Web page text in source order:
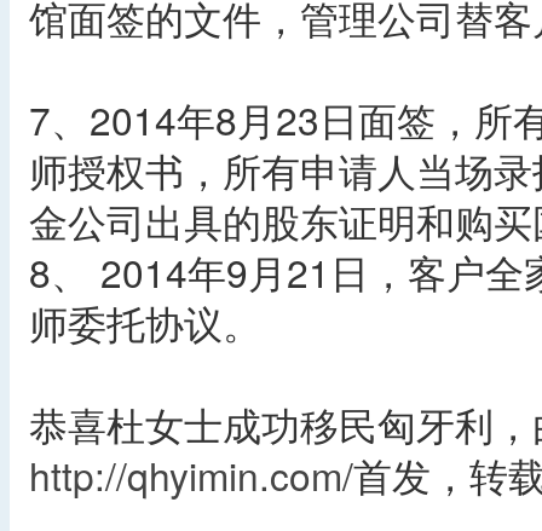
馆面签的文件，管理公司替
7、2014年8月23日面签，所
师授权书，所有申请人当场
金公司出具的股东证明和购
8、 2014年9月21日，客户
师委托协议。
恭喜杜女士成功移民匈牙利
http://qhyimin.com/首发，转